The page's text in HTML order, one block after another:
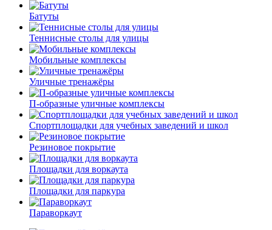
Батуты
Теннисные столы для улицы
Мобильные комплексы
Уличные тренажёры
П-образные уличные комплексы
Спортплощадки для учебных заведений и школ
Резиновое покрытие
Площадки для воркаута
Площадки для паркура
Параворкаут